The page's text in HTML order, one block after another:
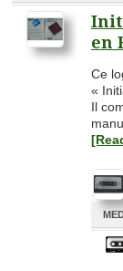
en
Ce
«
Il